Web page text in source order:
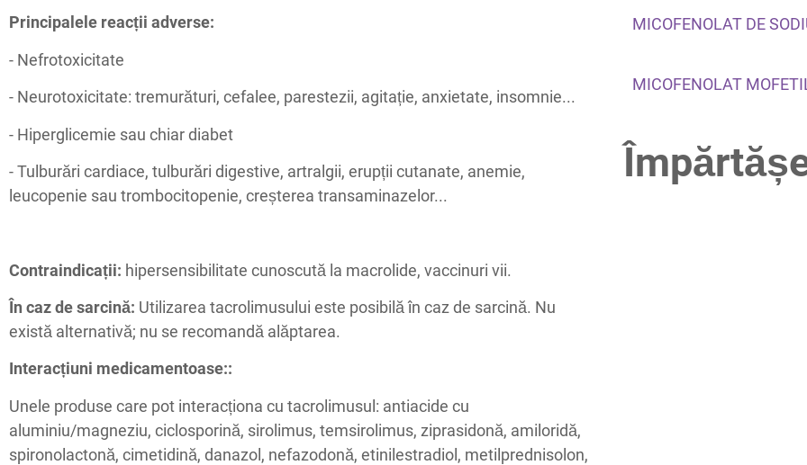
Principalele reacții adverse:
- Nefrotoxicitate
- Neurotoxicitate: tremurături, cefalee, parestezii, agitație, anxietate, insomnie...
- Hiperglicemie sau chiar diabet
- Tulburări cardiace, tulburări digestive, artralgii, erupții cutanate, anemie,
leucopenie sau trombocitopenie, creșterea transaminazelor...
Contraindicații: hipersensibilitate cunoscută la macrolide, vaccinuri vii.
În caz de sarcină: Utilizarea tacrolimusului este posibilă în caz de sarcină. Nu
există alternativă; nu se recomandă alăptarea.
Interacțiuni medicamentoase::
Unele produse care pot interacționa cu tacrolimusul: antiacide cu
aluminiu/magneziu, ciclosporină, sirolimus, temsirolimus, ziprasidonă, amiloridă,
spironolactonă, cimetidină, danazol, nefazodonă, etinilestradiol, metilprednisolon,
MICOFENOLAT DE
MICOFENOLAT